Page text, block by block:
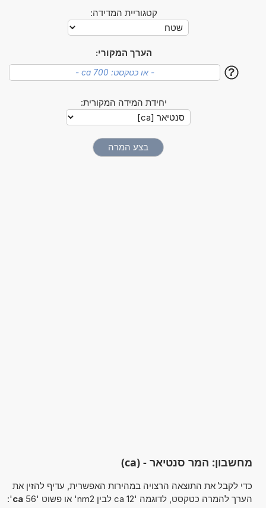
קטגוריית המדידה:
הערך המקורי:
?
יחידת המידה המקורית:
מחשבון: המר סנטיאר - (ca)
כדי לקבל את התוצאה הרצויה במהירות האפשרית, עדיף להזין את
הערך להמרה כטקסט, לדוגמה '12 ca לבין nm2' או פשוט '56
ca
':